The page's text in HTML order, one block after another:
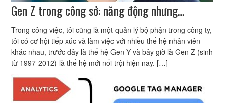
Gen Z trong công sở: năng động nhưng…
Trong công việc, tôi cũng là một quản lý bộ phận trong công ty,
tôi có cơ hội tiếp xúc và làm việc với nhiều thế hệ nhân viên
khác nhau, trước đây là thế hệ Gen Y và bây giờ là Gen Z (sinh
từ 1997-2012) là thế hệ mới nổi trội hiện nay. […]